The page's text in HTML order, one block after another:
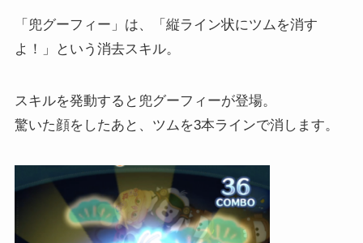
「兜グーフィー」は、「縦ライン状にツムを消す
よ！」という消去スキル。
スキルを発動すると兜グーフィーが登場。
驚いた顔をしたあと、ツムを3本ラインで消します。